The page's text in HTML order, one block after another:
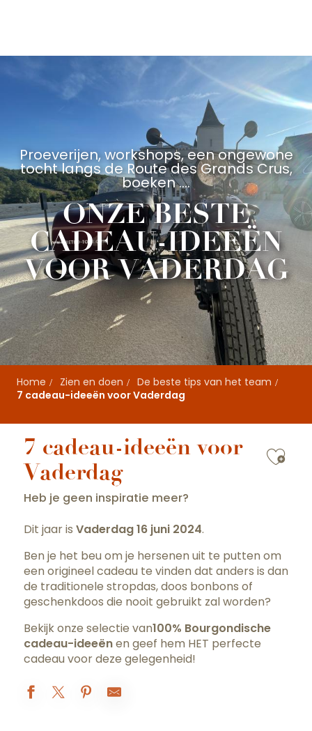
principal
Proeverijen, workshops, een ongewone
tocht langs de Route des Grands Crus,
boeken ....
ONZE BESTE
CADEAU-IDEEËN
VOOR VADERDAG
Home Zien en doen
De beste tips van het team
7 cadeau-ideeën voor Vaderdag
7 cadeau-ideeën voor
Vaderdag
Heb je geen inspiratie meer?
Dit jaar is Vaderdag16 juni 2024.
Ben je het beu om je hersenen uit te putten om
een origineel cadeau te vinden dat anders is dan
de traditionele stropdas, doos bonbons of
geschenkdoos die nooit gebruikt zal worden?
Bekijk onze selectie van100% Bourgondische
cadeau-ideeënen geef hem HET perfecte
cadeau voor deze gelegenheid!